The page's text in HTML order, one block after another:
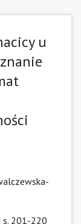
u
s. 201-220